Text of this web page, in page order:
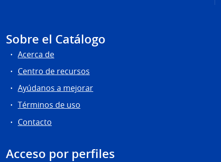
Sobre el Catálogo
Acerca de
Centro de recursos
Ayúdanos a mejorar
Términos de uso
Contacto
Acceso por perfiles